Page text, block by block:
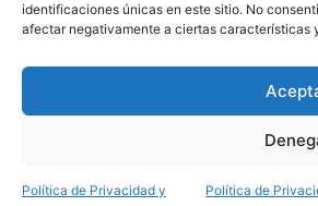
identificaciones únicas en este sitio. No
afectar negativamente a ciertas características
Política de Privacidad y Política de